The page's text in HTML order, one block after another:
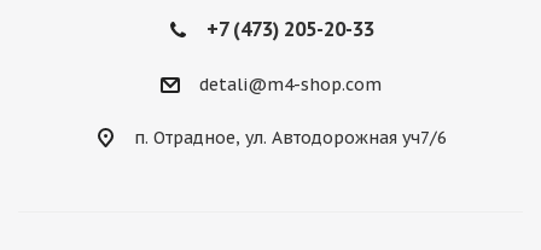
+7 (473) 205-20-33
detali@m4-shop.com
п. Отрадное, ул. Автодорожная уч7/6